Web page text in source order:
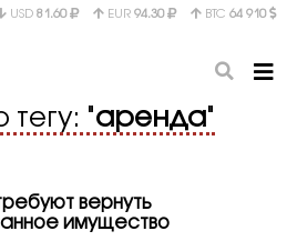
USD 81.60 EUR 94.30 BTC 64 910
"аренда"
вернуть
имущество